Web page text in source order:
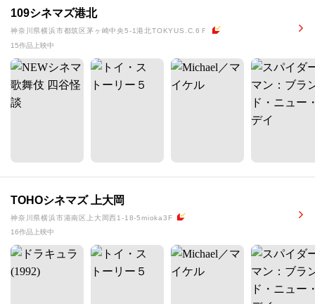
109シネマズ港北
神奈川県横浜市都筑区茅ヶ崎中央5-1港北TOKYUS.C.6Ｆ
15作品上映中
TOHOシネマズ 上大岡
神奈川県横浜市港南区上大岡西1-18-5mioka3F
16作品上映中